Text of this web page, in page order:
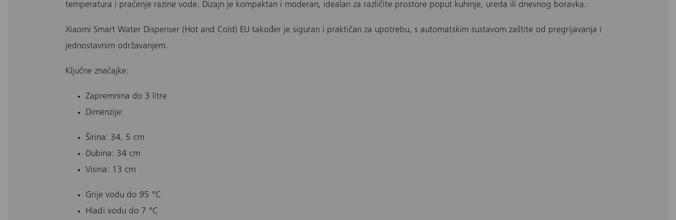
temperatura i praćenje razine vode. Dizajn je kompaktan i moderan, idealan za različite prostore poput kuhinje, ureda ili dnevnog boravka.
Xiaomi Smart Water Dispenser (Hot and Cold) EU također je siguran i praktičan za upotrebu, s automatskim sustavom zaštite od pregrijavanja i
jednostavnim održavanjem.
Ključne značajke:
Zapremnina do 3 litre
Dimenzije:
Širina: 34, 5 cm
Dubina: 34 cm
Visina: 13 cm
Grije vodu do 95 °C
Hladi vodu do 7 °C